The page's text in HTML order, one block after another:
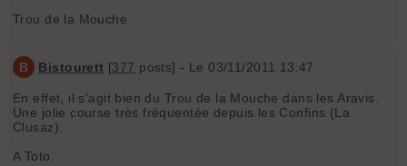
Trou de la Mouche
B Bistourett [377 posts] - Le 03/11/2011 13:47
En effet, il s'agit bien du Trou de la Mouche dans les Aravis.
Une jolie course très fréquentée depuis les Confins (La
Clusaz).
A Toto.